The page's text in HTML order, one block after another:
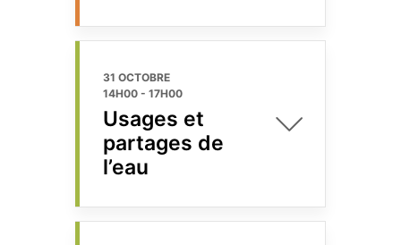
31 OCTOBRE
14H00 - 17H00
Usages et
partages de
l’eau